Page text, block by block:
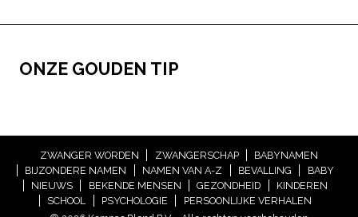
ONZE GOUDEN TIP
ZWANGER WORDEN ZWANGERSCHAP
BABYNAMEN
BIJZONDERE NAMEN
NAMEN VAN A-Z BEVALLING
BABY
NIEUWS
BEKENDE MENSEN GEZONDHEID
KINDEREN
SCHOOL
PSYCHOLOGIE
PERSOONLIJKE VERHALEN